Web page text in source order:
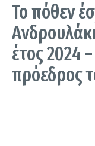
Το πόθεν
έτος 2024
πρόεδρος